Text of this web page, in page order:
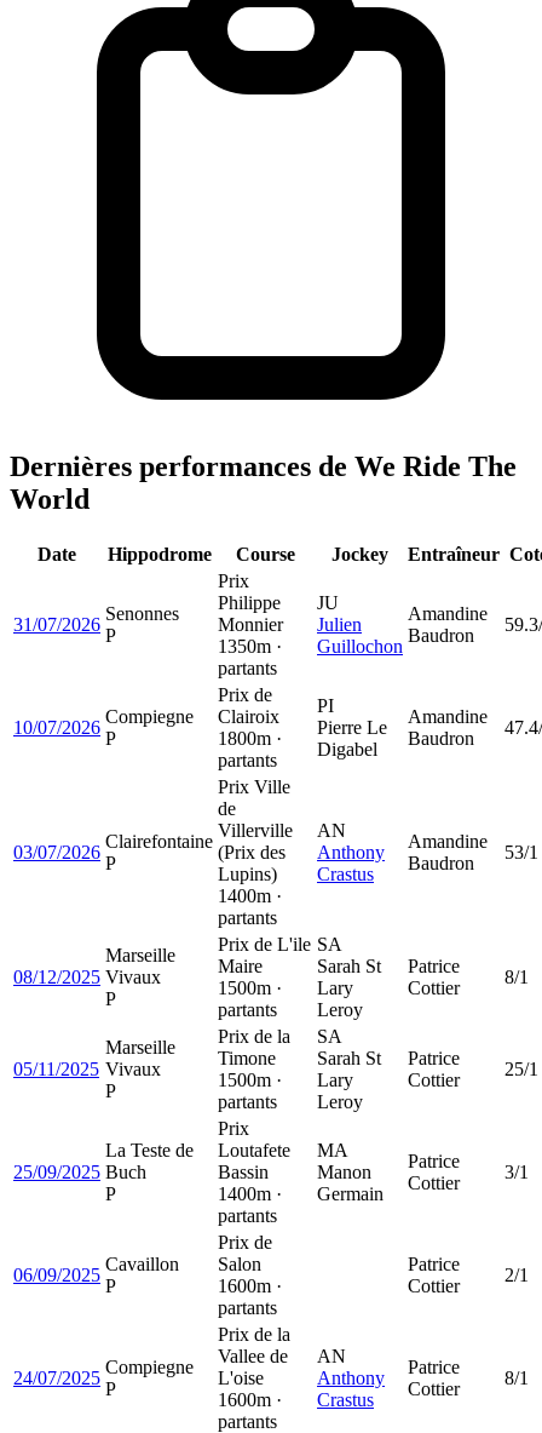
Dernières performances de We Ride The
World
Date Hippodrome Course Jockey Entraîneur
31/07/2026
Senonnes
P
Prix
Philippe
Monnier
1350m ·
partants
JU
Julien
Guillochon
Amandine
Baudron
10/07/2026
Compiegne
P
Prix de
Clairoix
1800m ·
partants
PI
Pierre Le
Digabel
Amandine
Baudron
03/07/2026
Clairefontaine
P
Prix Ville
de
Villerville
(Prix des
Lupins)
1400m ·
partants
AN
Anthony
Crastus
Amandine
Baudron
53/1
08/12/2025
Marseille
Vivaux
P
Prix de L'ile
Maire
1500m ·
partants
SA
Sarah St
Lary
Leroy
Patrice
Cottier
8/1
05/11/2025
Marseille
Vivaux
P
Prix de la
Timone
1500m ·
partants
SA
Sarah St
Lary
Leroy
Patrice
Cottier
25/1
25/09/2025
La Teste de
Buch
P
Prix
Loutafete
Bassin
1400m ·
partants
MA
Manon
Germain
Patrice
Cottier
3/1
06/09/2025
Cavaillon
P
Prix de
Salon
1600m ·
partants
Patrice
Cottier
2/1
24/07/2025
Compiegne
P
Prix de la
Vallee de
L'oise
1600m ·
partants
AN
Anthony
Crastus
Patrice
Cottier
8/1